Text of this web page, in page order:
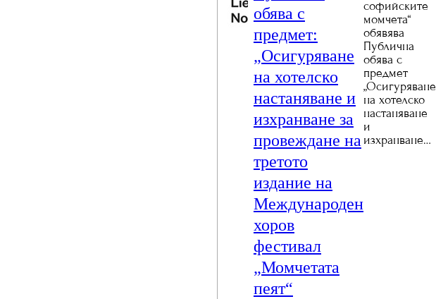
обява с
предмет:
„Осигуряване
на хотелско
настаняване и
изхранване за
провеждане на
третото
издание на
Международен
хоров
фестивал
„Момчетата
пеят“
софийските
момчета“
обявява
Публична
обява с
предмет
„Осигуряване
на хотелско
настаняване
и
изхранване…